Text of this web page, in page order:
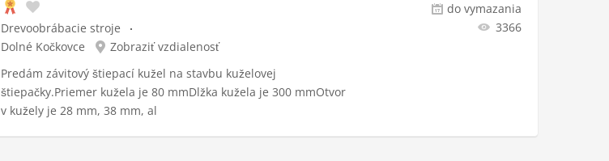
Drevoobrábacie stroje
Dolné Kočkovce
Zobraziť vzdialenosť
Predám závitový štiepací kužel na stavbu kuželovej
štiepačky.Priemer kužela je 80 mmDlžka kužela je 300 mmOtvor
v kužely je 28 mm, 38 mm, al
do vymazania
3366